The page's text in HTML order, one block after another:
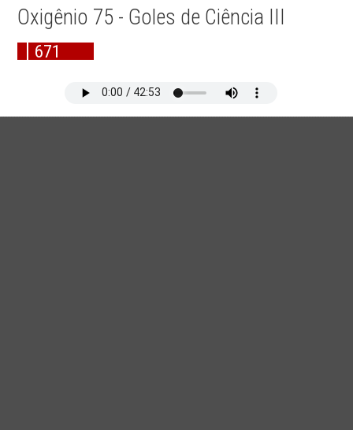
Oxigênio 75 - Goles de Ciência III
671